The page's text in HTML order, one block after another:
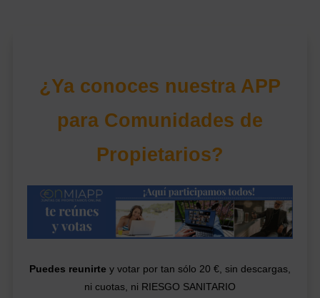
¿Ya conoces nuestra APP
para Comunidades de
Propietarios?
Puedes reunirte y votar por tan sólo 20 €, sin descargas,
ni cuotas, ni RIESGO SANITARIO